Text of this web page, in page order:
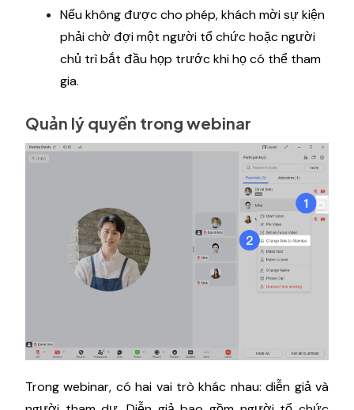
Nếu không được cho phép, khách mời sự kiện
phải chờ đợi một người tổ chức hoặc người
chủ trì bắt đầu họp trước khi họ có thể tham
gia.
Quản lý quyền trong webinar
Trong webinar, có hai vai trò khác nhau: diễn giả và